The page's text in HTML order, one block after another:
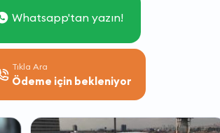
Whatsapp'tan yazın!
Tıkla Ara
Ödeme için bekleniyor